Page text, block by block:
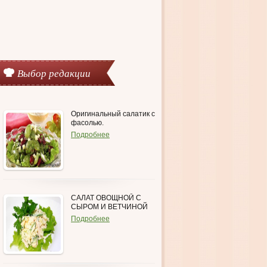
Выбор редакции
Оригинальный салатик с
фасолью.
Подробнее
САЛАТ ОВОЩНОЙ С
СЫРОМ И ВЕТЧИНОЙ
Подробнее